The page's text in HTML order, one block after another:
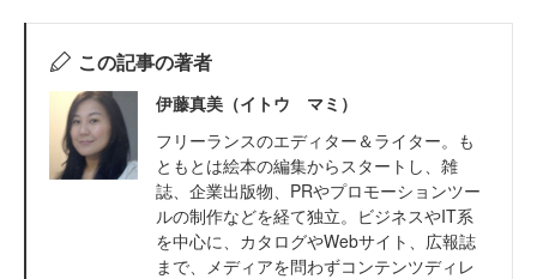
この記事の著者
伊藤真美（イトウ マミ）
フリーランスのエディター＆ライター。も
ともとは絵本の編集からスタートし、雑
誌、企業出版物、PRやプロモーションツー
ルの制作などを経て独立。ビジネスやIT系
を中心に、カタログやWebサイト、広報誌
まで、メディアを問わずコンテンツディレ